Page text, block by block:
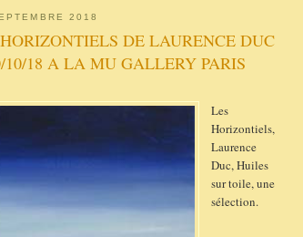
2018
DE LAURENCE DUC
10/18 A LA MU GALLERY PARIS
Les
Horizontiels,
Laurence
Duc, Huiles
sur toile, une
sélection.